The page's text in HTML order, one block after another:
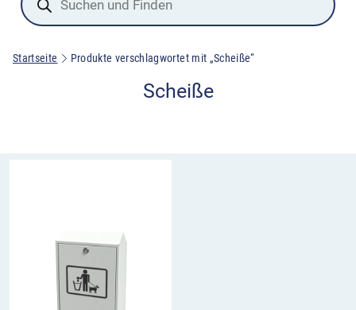
Startseite Produkte verschlagwortet mit „Scheiße“
Scheiße